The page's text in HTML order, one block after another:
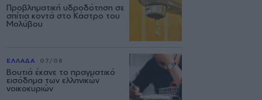
Προβληματική υδροδότηση σε
σπίτια κοντά στο Κάστρο του
Μολύβου
ΕΛΛΑΔΑ 07/08
Βουτιά έκανε το πραγματικό
εισόδημα των ελληνικών
νοικοκυριών